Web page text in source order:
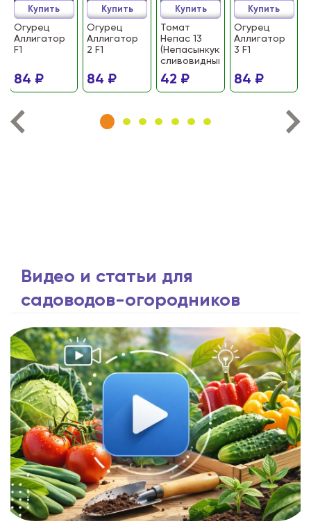
Огурец
Аллигатор
F1
84 ₽
Купить
Огурец
Аллигатор
2 F1
84 ₽
Купить
Томат
Непас 13
(Непасынкующийся
сливовидный)
42 ₽
Купить
Огурец
Аллигатор
3 F1
84 ₽
Купить
Видео и статьи для
садоводов-огородников